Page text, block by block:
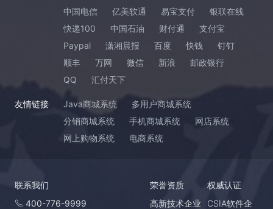
中国电信
亿美软通 易宝支付
银联在线
快递100
中国石油 财付通
支付宝
Paypal
潇湘晨报 百度 快钱
钉钉
顺丰
万网 微信 新浪
邮政银行
QQ
汇付天下
友情链接 Java商城系统
多用户商城系统
分销商城系统
手机商城系统
网店系统
网上购物系统
电商系统
联系我们
400-776-9999
荣誉资质
高新技术企业
权威认证
CSIA软件企